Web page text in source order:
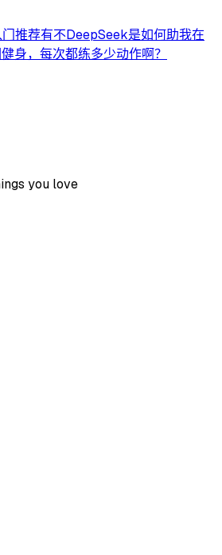
推荐有不DeepSeek是如何助我在
身，每次都练多少动作啊？
you love